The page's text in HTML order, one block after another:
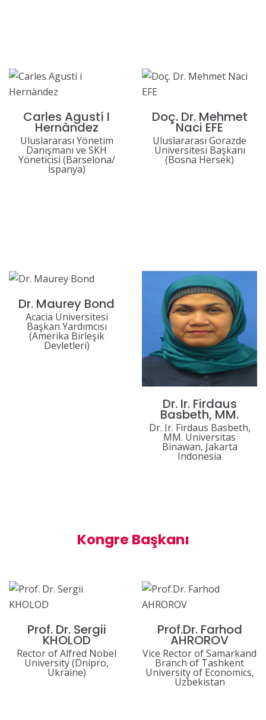
Carles Agustí I
Hernàndez
Uluslararası Yönetim
Danışmanı ve SKH
Yöneticisi (Barselona/
İspanya)
Doç. Dr. Mehmet
Naci EFE
Uluslararası Gorazde
Üniversitesi Başkanı
(Bosna Hersek)
Dr. Maurey Bond
Acacia Üniversitesi
Başkan Yardımcısı
(Amerika Birleşik
Devletleri)
Dr. Ir. Firdaus
Basbeth, MM.
Dr. Ir. Firdaus Basbeth,
MM. Universitas
Binawan, Jakarta
Indonesia
Kongre Başkanı
Prof. Dr. Sergii
KHOLOD
Rector of Alfred Nobel
University (Dnipro,
Ukraine)
Prof.Dr. Farhod
AHROROV
Vice Rector of Samarkand
Branch of Tashkent
University of Economics,
Uzbekistan